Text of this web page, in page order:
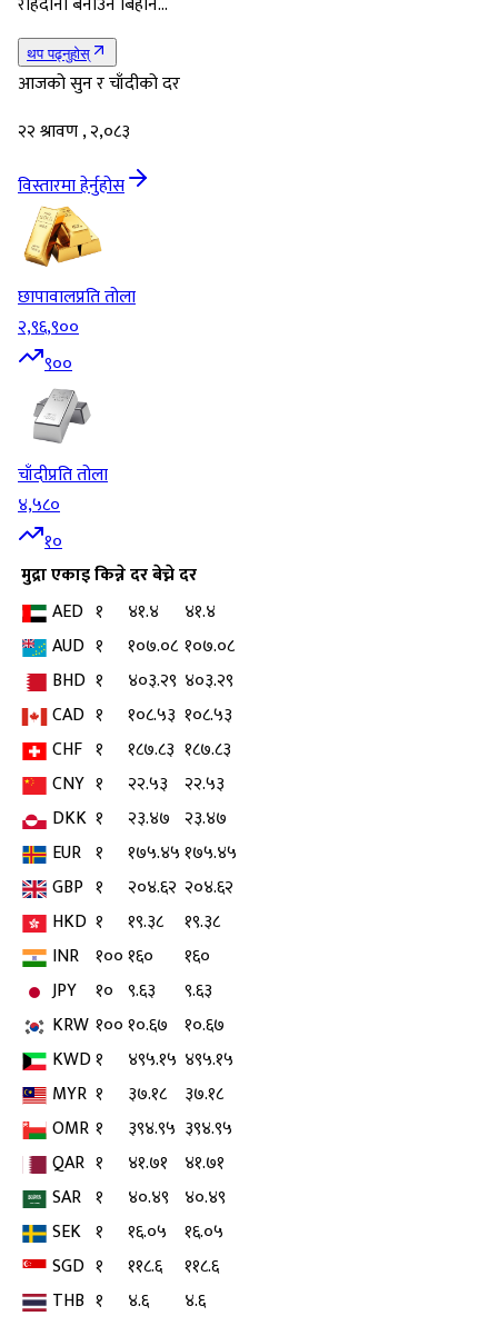
थप पढ्नुहोस्
आजको सुन र चाँदीको दर
२२ श्रावण , २,०८३
विस्तारमा हेर्नुहोस
छापावालप्रति तोला
२,९६,९००
९००
चाँदीप्रति तोला
४,५८०
१०
मुद्राएकाइकिन्ने दरबेच्ने दर
AED १ ४१.४
४१.४
AUD १ १०७.०८ १०७.०८
BHD १ ४०३.२९ ४०३.२९
CAD १ १०८.५३ १०८.५३
CHF १ १८७.८३ १८७.८३
CNY १ २२.५३
२२.५३
DKK १ २३.४७ २३.४७
EUR १ १७५.४५१७५.४५
GBP १ २०४.६२ २०४.६२
HKD १ १९.३८
१९.३८
INR १००१६०
१६०
JPY
१० ९.६३
९.६३
KRW १००१०.६७ १०.६७
KWD१ ४९५.१५ ४९५.१५
MYR १ ३७.१८
३७.१८
OMR १ ३९४.९५ ३९४.९५
QAR १ ४१.७१
४१.७१
SAR १ ४०.४९ ४०.४९
SEK १ १६.०५
१६.०५
SGD १ ११८.६
११८.६
THB १ ४.६
४.६